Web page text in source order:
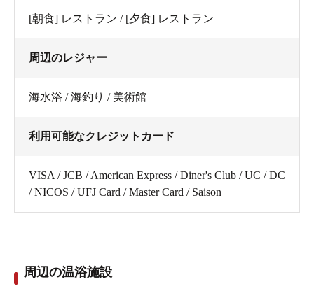
[朝食] レストラン / [夕食] レストラン
周辺のレジャー
海水浴 / 海釣り / 美術館
利用可能なクレジットカード
VISA / JCB / American Express / Diner's Club / UC / DC
/ NICOS / UFJ Card / Master Card / Saison
周辺の温浴施設